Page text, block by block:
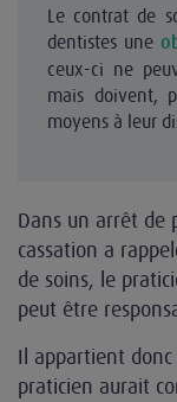
Le contrat de
dentistes une
ceux-ci ne
mais doivent,
moyens à leur
Dans un arrêt de
cassation a
de soins, le
peut être
Il appartient
praticien aurait